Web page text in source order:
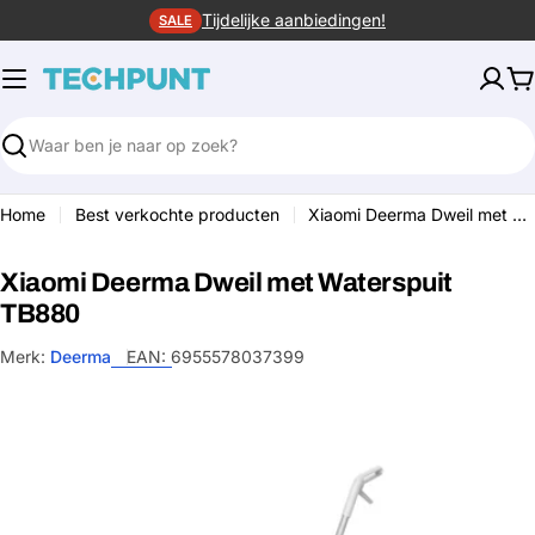
naar
inhoud
SALE Tijdelijke aanbiedingen!
Zoeken
Home Best verkochte producten Xiaomi Deerma Dweil met Waterspuit TB880
Xiaomi Deerma Dweil met Waterspuit
TB880
Merk: Deerma EAN: 6955578037399